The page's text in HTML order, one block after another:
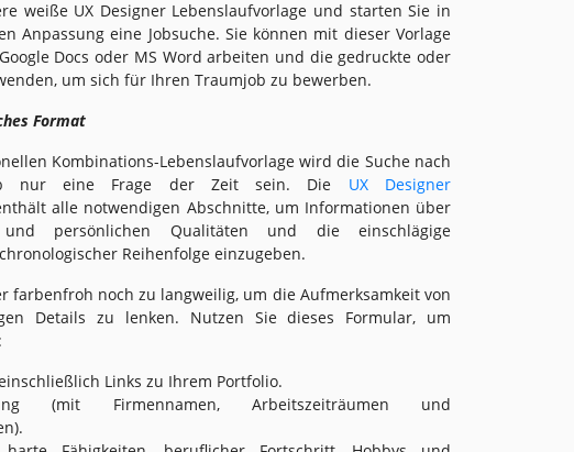
weiße UX Designer Lebenslaufvorlage und starten Sie in
Anpassung eine Jobsuche. Sie können mit dieser Vorlage
Docs oder MS Word arbeiten und die gedruckte oder
um sich für Ihren Traumjob zu bewerben.
Format
Kombinations-Lebenslaufvorlage wird die Suche nach
nur eine Frage der Zeit sein. Die UX Designer
alle notwendigen Abschnitte, um Informationen über
persönlichen Qualitäten und die einschlägige
Reihenfolge einzugeben.
farbenfroh noch zu langweilig, um die Aufmerksamkeit von
Details zu lenken. Nutzen Sie dieses Formular, um
Links zu Ihrem Portfolio.
(mit Firmennamen, Arbeitszeiträumen und